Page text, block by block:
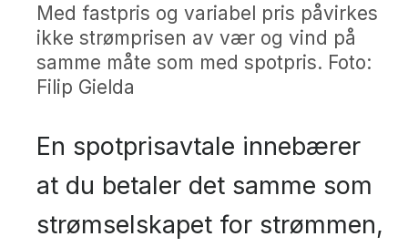
Med fastpris og variabel pris påvirkes
ikke strømprisen av vær og vind på
samme måte som med spotpris. Foto:
Filip Gielda
En spotprisavtale innebærer
at du betaler det samme som
strømselskapet for strømmen,